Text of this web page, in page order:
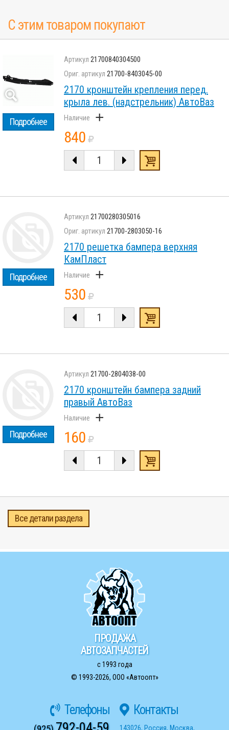
С этим товаром покупают
Подробнее
21700840304500
21700-8403045-00
2170 кронштейн крепления перед.
крыла лев. (надстрельник) АвтоВаз
+
840
Подробнее
21700280305016
21700-2803050-16
2170 решетка бампера верхняя
КамПласт
+
530
Подробнее
21700-2804038-00
2170 кронштейн бампера задний
правый АвтоВаз
+
160
Все детали раздела
ПРОДАЖА
АВТОЗАПЧАСТЕЙ
с 1993 года
© 1993-2026, ООО «Автоопт»
Телефоны Контакты
143026, Россия, Москва,